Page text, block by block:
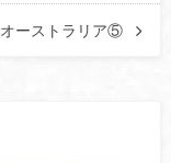
オーストラリア⑤